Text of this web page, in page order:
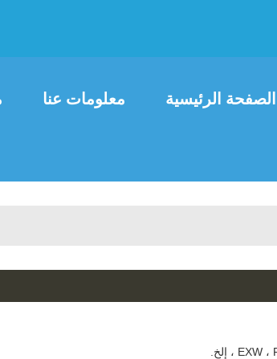
الصفحة الرئيسية معلومات عنا
اتصل بنا